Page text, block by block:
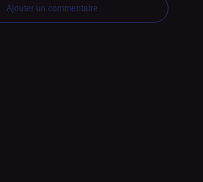
Ajouter un commentaire